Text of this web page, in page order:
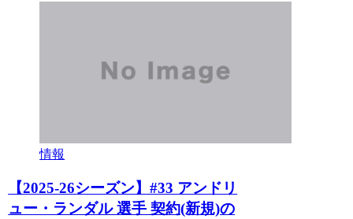
情報
【2025-26シーズン】#33 アンドリ
ュー・ランダル 選手 契約(新規)の